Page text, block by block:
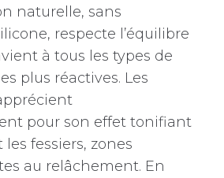
naturelle, sans
respecte l’équilibre
à tous les types de
plus réactives. Les
pour son effet tonifiant
fessiers, zones
au relâchement. En